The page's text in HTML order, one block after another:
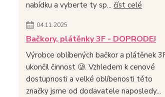
nabídku a vyberte ty sp... číst celé
04.11.2025
Bačkory, plátěnky 3F - DOPRODEJ
Výrobce oblíbených bačkor a plátěnek
ukončil činnost 🥲. Vzhledem k cenové
dostupnosti a velké oblíbenosti této
značky jsme od dodavatele naposledy...